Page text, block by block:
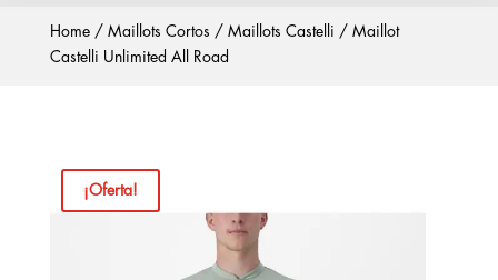
Home/ Maillots Cortos / Maillots Castelli / Maillot
Castelli Unlimited All Road
¡Oferta!